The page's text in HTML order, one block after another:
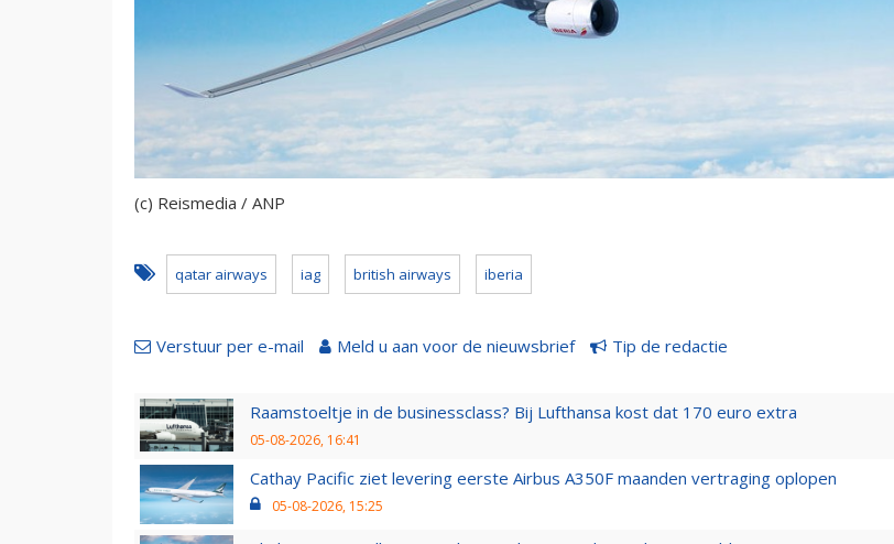
(c) Reismedia / ANP
qatar airways iag british airways iberia
Verstuur per e-mail Meld u aan voor de nieuwsbrief Tip de redactie
Raamstoeltje in de businessclass? Bij Lufthansa kost dat 170 euro extra
05-08-2026, 16:41
Cathay Pacific ziet levering eerste Airbus A350F maanden vertraging oplopen
05-08-2026, 15:25